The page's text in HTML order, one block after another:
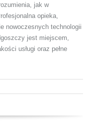
jak w
opieka,
nowoczesnych technologii
jest miejscem,
usługi oraz pełne